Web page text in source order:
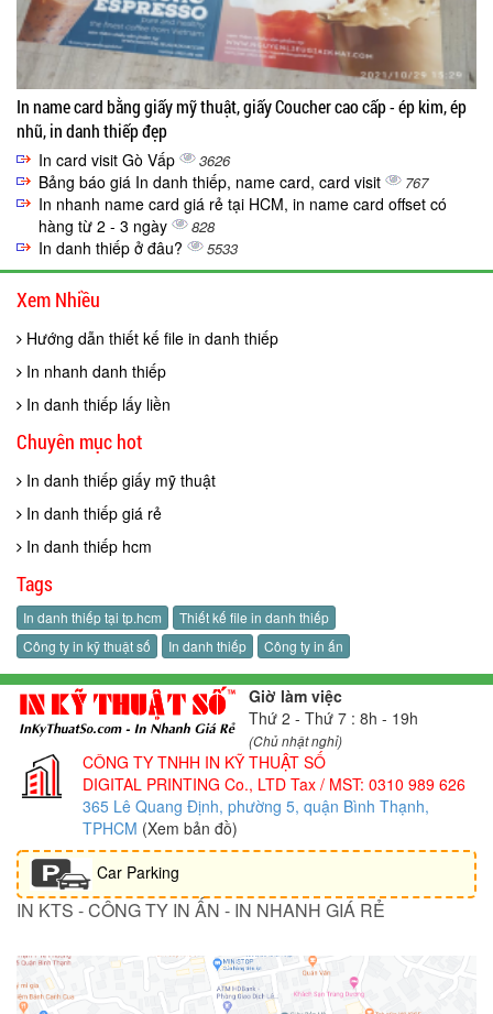
In name card bằng giấy mỹ thuật, giấy Coucher cao cấp - ép kim, ép
nhũ, in danh thiếp đẹp
In card visit Gò Vấp 3626
Bảng báo giá In danh thiếp, name card, card visit 767
In nhanh name card giá rẻ tại HCM, in name card offset có
hàng từ 2 - 3 ngày
828
In danh thiếp ở đâu? 5533
Xem Nhiều
Hướng dẫn thiết kế file in danh thiếp
In nhanh danh thiếp
In danh thiếp lấy liền
Chuyên mục hot
In danh thiếp giấy mỹ thuật
In danh thiếp giá rẻ
In danh thiếp hcm
Tags
In danh thiếp tại tp.hcm
Thiết kế file in danh thiếp
Công ty in kỹ thuật số
In danh thiếp Công ty in ấn
Giờ làm việc
Thứ 2 - Thứ 7 : 8h - 19h
(Chủ nhật nghỉ)
CÔNG TY TNHH IN KỸ THUẬT SỐ
DIGITAL PRINTING Co., LTD Tax / MST: 0310 989 626
365 Lê Quang Định, phường 5, quận Bình Thạnh,
TPHCM (Xem bản đồ)
Car Parking
IN KTS - CÔNG TY IN ẤN - IN NHANH GIÁ RẺ